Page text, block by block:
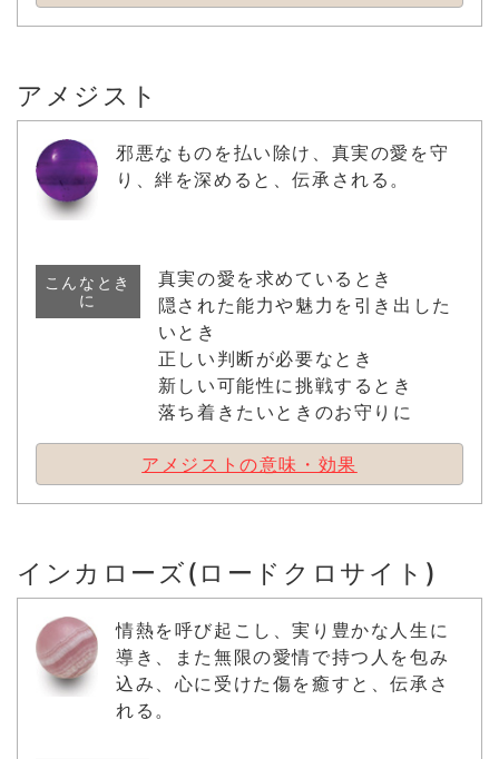
アメジスト
邪悪なものを払い除け、真実の愛を守
り、絆を深めると、伝承される。
こんなとき
に
真実の愛を求めているとき
隠された能力や魅力を引き出した
いとき
正しい判断が必要なとき
新しい可能性に挑戦するとき
落ち着きたいときのお守りに
アメジストの意味・効果
インカローズ(ロードクロサイト)
情熱を呼び起こし、実り豊かな人生に
導き、また無限の愛情で持つ人を包み
込み、心に受けた傷を癒すと、伝承さ
れる。